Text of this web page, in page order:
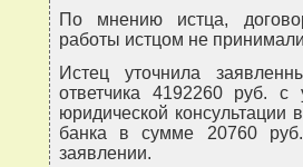
По мнению истца,
работы истцом не
Истец уточнила
ответчика 4192260 руб. с
юридической консультации
банка в сумме 20760
заявлении.